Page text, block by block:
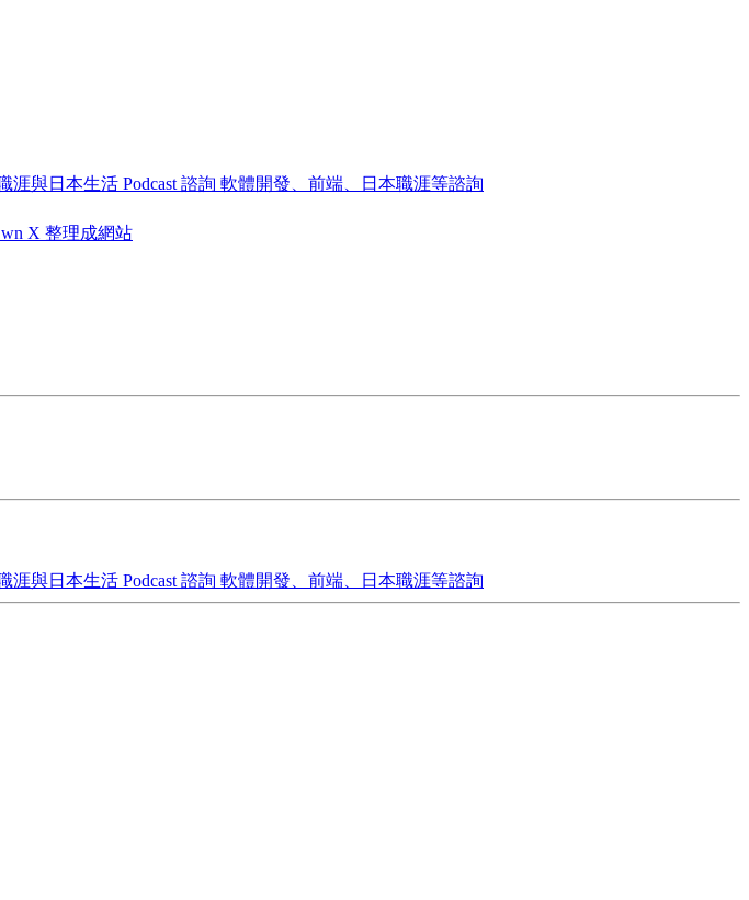
涯與日本生活 Podcast 諮詢 軟體開發、前端、日本職涯等諮詢
X 整理成網站
涯與日本生活 Podcast 諮詢 軟體開發、前端、日本職涯等諮詢